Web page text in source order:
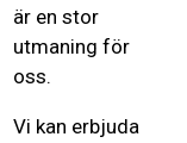
är en stor
utmaning för
oss.
Vi kan erbjuda